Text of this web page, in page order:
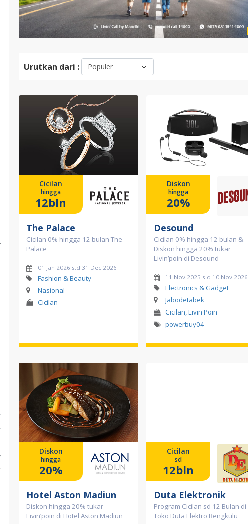
Urutkan dari :
Cicilan
hingga
12bln
The Palace
Cicilan 0% hingga 12 bulan The
Palace
01 Jan 2026 s.d 31 Dec 2026
Fashion & Beauty
Nasional
Cicilan
Diskon
hingga
20%
Desound
Cicilan 0% hingga 12 bulan &
Diskon hingga 20% tukar
Livin’poin di Desound
11 Nov 2025 s.d 10 Nov 2026
Electronics & Gadget
Jabodetabek
Cicilan, Livin'Poin
powerbuy04
Diskon
hingga
20%
Hotel Aston Madiun
Diskon hingga 20% tukar
Livin’poin di Hotel Aston Madiun
Cicilan
sd
12bln
Duta Elektronik
Program Cicilan sd 12 Bulan di
Toko Duta Elektro Bengkulu